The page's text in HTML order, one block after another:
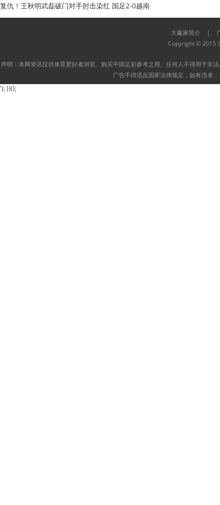
复仇！王秋明武磊破门对手肘击染红 国足2-0越南
大赢家简介 |
Copyright © 2015
声明：本网资讯仅供体育爱好者浏览、购买中国足彩参考之用。任何人不得用于非
广告不得违反国家法律规定，如有违者
'); })();